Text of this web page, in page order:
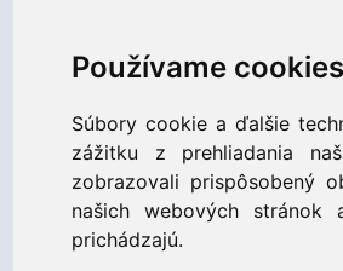
Používame cookies
Súbory cookie a ďalšie
zážitku z prehliadania
zobrazovali prispôsobený
našich webových
prichádzajú.